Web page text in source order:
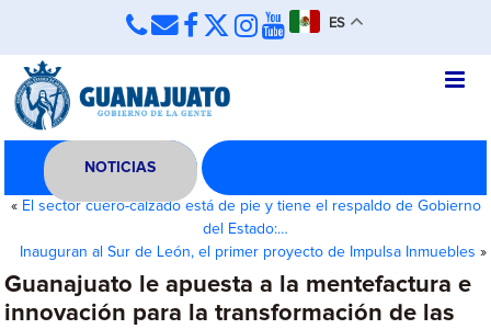
ES
NOTICIAS
« El sector cuero-calzado está de pie y tiene el respaldo de Gobierno
del Estado:…
Inauguran al Sur de León, el primer proyecto de Impulsa Inmuebles »
Guanajuato le apuesta a la mentefactura e
innovación para la transformación de las